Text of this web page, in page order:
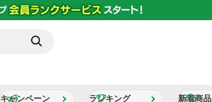
キャンペーン ランキング 新着商品